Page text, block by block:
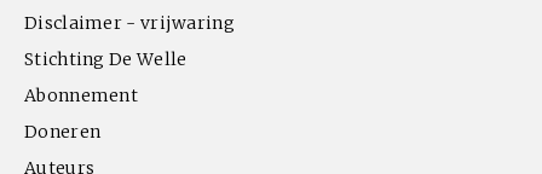
Disclaimer - vrijwaring
Stichting De Welle
Abonnement
Doneren
Auteurs